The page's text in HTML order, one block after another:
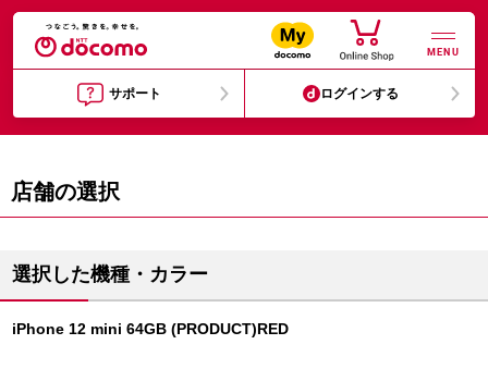
MENU
サポート ログインする
店舗の選択
選択した機種・カラー
iPhone 12 mini 64GB (PRODUCT)RED